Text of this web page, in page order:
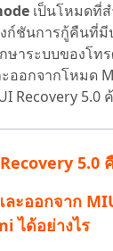
เป็นโหมดที่
ก์ชันการกู้คืนที่มี
ษาระบบของโท
ออกจากโหมด
Recovery 5.0
5.0
ะออกจาก
ได้อย่างไร